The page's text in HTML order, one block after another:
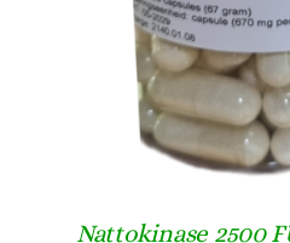
Nattokinase 2500